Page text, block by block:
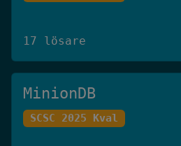
17 lösare
MinionDB
SCSC 2025 Kval